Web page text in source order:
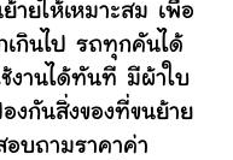
ายให้เหมาะสม เพื่อ
เกินไป รถทุกคันได้
งานได้ทันที มีผ้าใบ
กันสิ่งของที่ขนย้าย
บถามราคาค่า